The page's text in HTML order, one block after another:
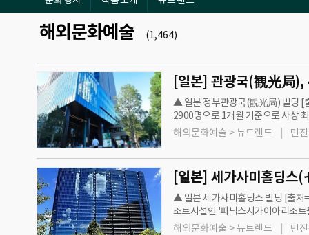
해외문화예술 (1,464)
▲ 일본 정부관광국(観光局) 빌딩 [
2900명으로 1개월 기준으로 사상
하락과 더불어 벚꽃의 개화 시기에
해외문화예술 > 뉴트렌드 민
▲ 일본 세가사미홀딩스 빌딩 [출
조트시설인 '피닉스시가이아리조
영하는 자회사인 피닉스리조트의
해외문화예술 > 뉴트렌드 민